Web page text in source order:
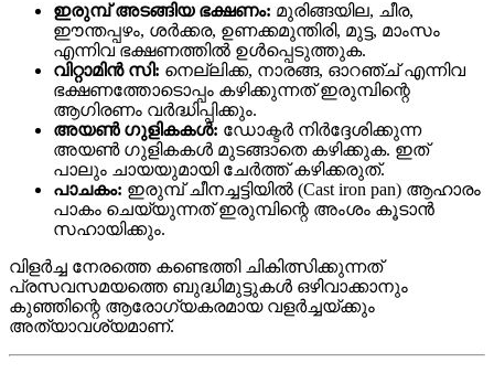
ഇരുമ്പ് അടങ്ങിയ ഭക്ഷണം: മുരിങ്ങയില, ചീര,
ഈന്തപ്പഴം, ശർക്കര, ഉണക്കമുന്തിരി, മുട്ട, മാംസം
എന്നിവ ഭക്ഷണത്തിൽ ഉൾപ്പെടുത്തുക.
വിറ്റാമിൻ സി: നെല്ലിക്ക, നാരങ്ങ, ഓറഞ്ച് എന്നിവ
ഭക്ഷണത്തോടൊപ്പം കഴിക്കുന്നത് ഇരുമ്പിന്റെ
ആഗിരണം വർദ്ധിപ്പിക്കും.
അയൺ ഗുളികകൾ: ഡോക്ടർ നിർദ്ദേശിക്കുന്ന
അയൺ ഗുളികകൾ മുടങ്ങാതെ കഴിക്കുക. ഇത്
പാലും ചായയുമായി ചേർത്ത് കഴിക്കരുത്.
പാചകം: ഇരുമ്പ് ചീനച്ചട്ടിയിൽ (Cast iron pan) ആഹാരം
പാകം ചെയ്യുന്നത് ഇരുമ്പിന്റെ അംശം കൂടാൻ
സഹായിക്കും.
വിളർച്ച നേരത്തെ കണ്ടെത്തി ചികിത്സിക്കുന്നത്
പ്രസവസമയത്തെ ബുദ്ധിമുട്ടുകൾ ഒഴിവാക്കാനും
കുഞ്ഞിന്റെ ആരോഗ്യകരമായ വളർച്ചയ്ക്കും
അത്യാവശ്യമാണ്.